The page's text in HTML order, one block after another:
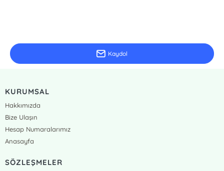
Kaydol
KURUMSAL
Hakkımızda
Bize Ulaşın
Hesap Numaralarımız
Anasayfa
SÖZLEŞMELER